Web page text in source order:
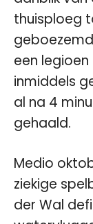
thuisploeg
een
inmiddels
al na 4
gehaald.
Medio
ziekige
der Wal